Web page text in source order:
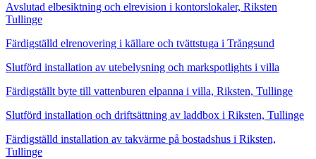
Avslutad elbesiktning och elrevision i kontorslokaler, Riksten
Tullinge
Färdigställd elrenovering i källare och tvättstuga i Trångsund
Slutförd installation av utebelysning och markspotlights i villa
Färdigställt byte till vattenburen elpanna i villa, Riksten, Tullinge
Slutförd installation och driftsättning av laddbox i Riksten, Tullinge
Färdigställd installation av takvärme på bostadshus i Riksten,
Tullinge